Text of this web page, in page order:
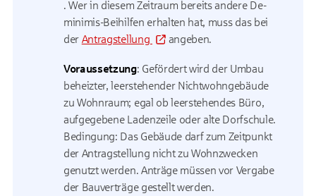
. Wer in diesem Zeitraum bereits andere De-
minimis-Beihilfen erhalten hat, muss das bei
der Antragstellung angeben.
Voraussetzung: Gefördert wird der Umbau
beheizter, leerstehender Nichtwohngebäude
zu Wohnraum; egal ob leerstehendes Büro,
aufgegebene Ladenzeile oder alte Dorfschule.
Bedingung: Das Gebäude darf zum Zeitpunkt
der Antragstellung nicht zu Wohnzwecken
genutzt werden. Anträge müssen vor Vergabe
der Bauverträge gestellt werden.